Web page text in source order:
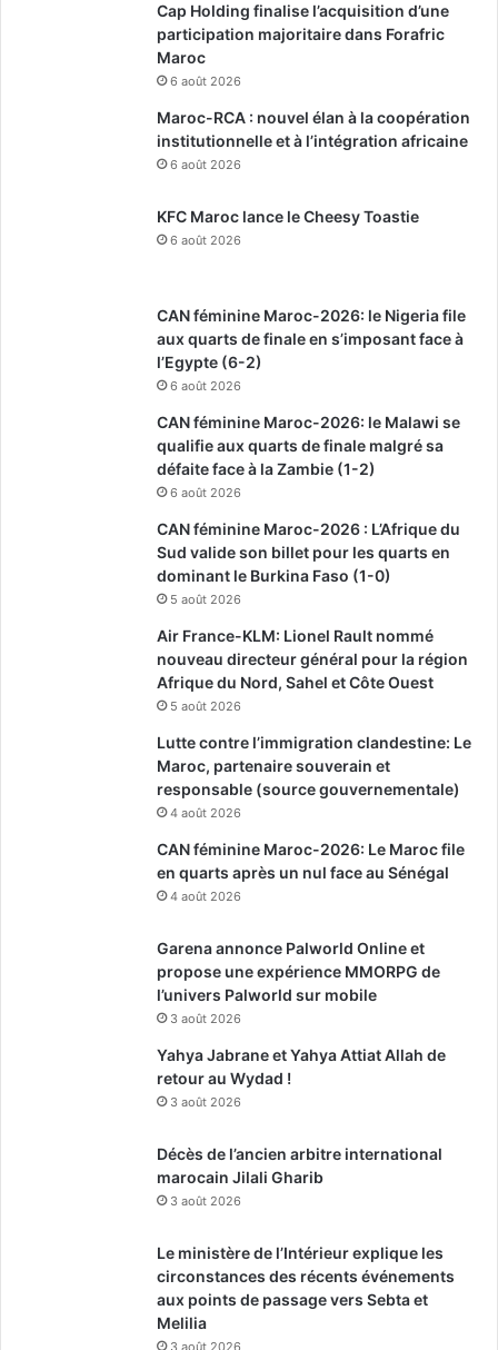
Cap Holding finalise l’acquisition d’une
participation majoritaire dans Forafric
Maroc
6 août 2026
Maroc-RCA : nouvel élan à la coopération
institutionnelle et à l’intégration africaine
6 août 2026
KFC Maroc lance le Cheesy Toastie
6 août 2026
CAN féminine Maroc-2026: le Nigeria file
aux quarts de finale en s’imposant face à
l’Egypte (6-2)
6 août 2026
CAN féminine Maroc-2026: le Malawi se
qualifie aux quarts de finale malgré sa
défaite face à la Zambie (1-2)
6 août 2026
CAN féminine Maroc-2026 : L’Afrique du
Sud valide son billet pour les quarts en
dominant le Burkina Faso (1-0)
5 août 2026
Air France-KLM: Lionel Rault nommé
nouveau directeur général pour la région
Afrique du Nord, Sahel et Côte Ouest
5 août 2026
Lutte contre l’immigration clandestine: Le
Maroc, partenaire souverain et
responsable (source gouvernementale)
4 août 2026
CAN féminine Maroc-2026: Le Maroc file
en quarts après un nul face au Sénégal
4 août 2026
Garena annonce Palworld Online et
propose une expérience MMORPG de
l’univers Palworld sur mobile
3 août 2026
Yahya Jabrane et Yahya Attiat Allah de
retour au Wydad !
3 août 2026
Décès de l’ancien arbitre international
marocain Jilali Gharib
3 août 2026
Le ministère de l’Intérieur explique les
circonstances des récents événements
aux points de passage vers Sebta et
Melilia